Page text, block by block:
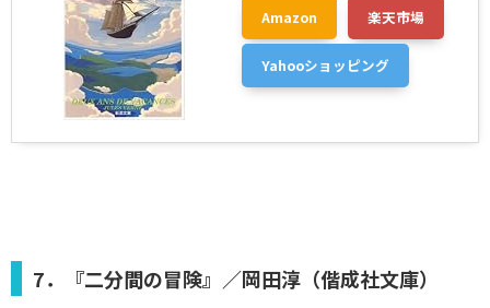
Amazon 楽天市場
Yahooショッピング
7．『二分間の冒険』／岡田淳（偕成社文庫）